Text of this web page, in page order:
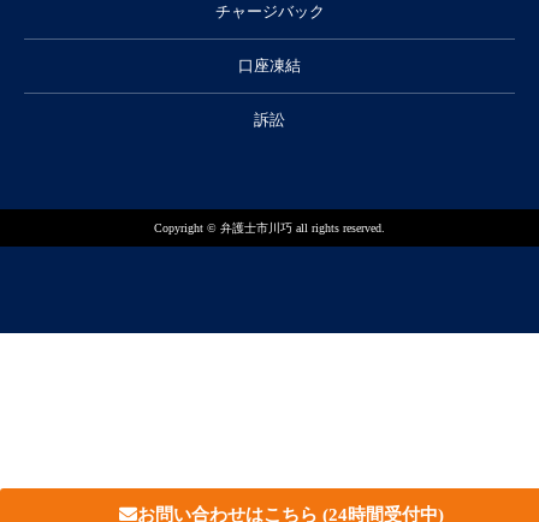
お問い合わせはこちら (24時間受付中)
チャージバック
口座凍結
訴訟
Copyright © 弁護士市川巧 all rights reserved.